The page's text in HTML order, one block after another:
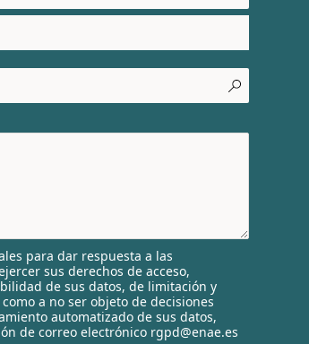
para dar respuesta a las
sus derechos de acceso,
de sus datos, de limitación y
a no ser objeto de decisiones
automatizado de sus datos,
de correo electrónico rgpd@enae.es